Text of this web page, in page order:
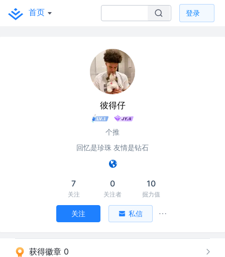
首页 登录
彼得仔
个推
回忆是珍珠 友情是钻石
7
关注
0
关注者
10
掘力值
关注 私信
获得徽章 0